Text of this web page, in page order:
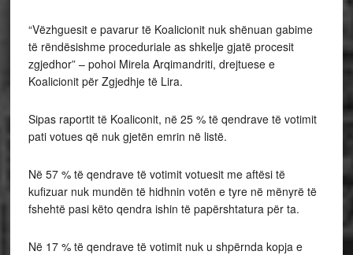
“Vëzhguesit e pavarur të Koalicionit nuk shënuan gabime
të rëndësishme proceduriale as shkelje gjatë procesit
zgjedhor” – pohoi Mirela Arqimandriti, drejtuese e
Koalicionit për Zgjedhje të Lira.
Sipas raportit të Koaliconit, në 25 % të qendrave të votimit
pati votues që nuk gjetën emrin në listë.
Në 57 % të qendrave të votimit votuesit me aftësi të
kufizuar nuk mundën të hidhnin votën e tyre në mënyrë të
fshehtë pasi këto qendra ishin të papërshtatura për ta.
Në 17 % të qendrave të votimit nuk u shpërnda kopja e